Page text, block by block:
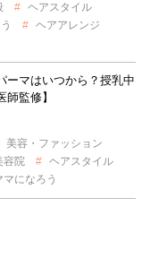
ヘアスタイル
ヘアアレンジ
ーマはいつから？授乳中
監修】
美容・ファッション
容院
ヘアスタイル
になろう